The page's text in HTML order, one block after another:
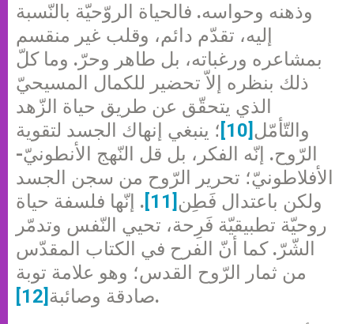
وذهنه وحواسه. فالحياة الروّحيّة بالنّسبة
إليه، تقدّم دائم، وقلب غير منقسم
بمشاعره ورغباته، بل طاهر وحرّ. وما كلّ
ذلك بنظره إلاّ تحضير للكمال المسيحيّ
الذي يتحقّق عن طريق حياة الزّهد
والتّأمّل [10]
؛ ينبغي إنهاك الجسد لتقوية
الرّوح. إنّه الفكر، بل قل النّهج الأنطونيّ-
الأفلاطونيّ؛ تحرير الرّوح من سجن الجسد
ولكن باعتدال فَطِن [11]
. إنّها فلسفة حياة
روحيّة تطبيقيّة فَرِحة، تحيي النّفس وتدمّر
الشّرّ. كما أنّ الفرح في الكتاب المقدّس
من ثمار الرّوح القدس؛ وهو علامة توبة
صادقة وصائبة [12]
.